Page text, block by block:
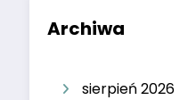
Archiwa
sierpień 2026